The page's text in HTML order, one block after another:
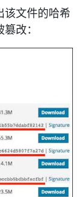
该文件的哈希
改：